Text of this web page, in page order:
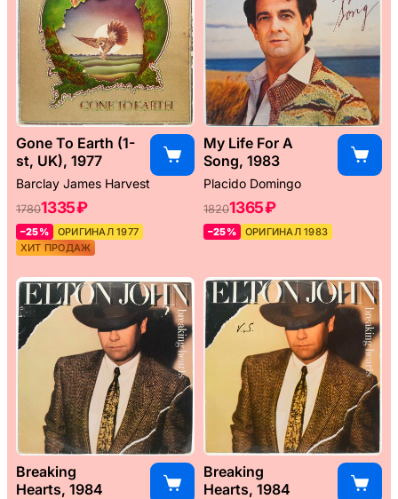
Gone To Earth (1-
st, UK), 1977
Barclay James Harvest
17801335 ₽
–25%
ОРИГИНАЛ 1977
ХИТ ПРОДАЖ
My Life For A
Song, 1983
Placido Domingo
18201365 ₽
–25% ОРИГИНАЛ 1983
Breaking
Hearts, 1984
Breaking
Hearts, 1984